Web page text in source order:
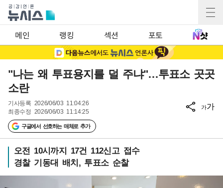
메인 랭킹 섹션 포토
"나는 왜 투표용지를 덜 주냐"…투표소 곳곳
소란
기사등록 2026/06/03 11:04:26
최종수정 2026/06/03 11:14:25
구글에서 선호하는 매체로 추가
가가
오전 10시까지 17건 112신고 접수
경찰 기동대 배치, 투표소 순찰